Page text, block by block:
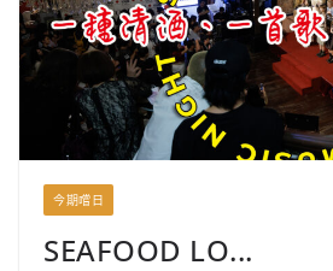
今期嚐日
SEAFOOD LO...